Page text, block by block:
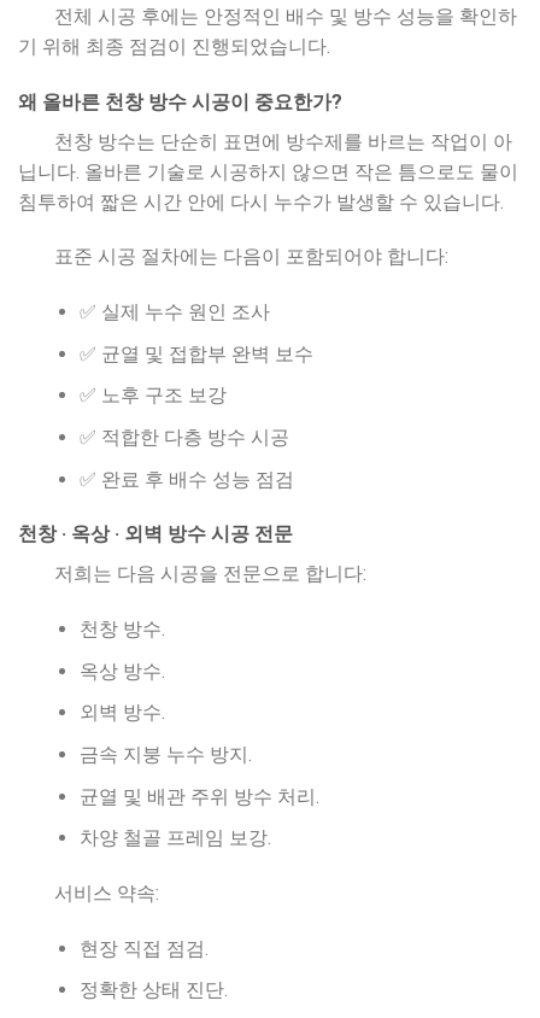
전체 시공 후에는 안정적인 배수 및 방수 성능을 확인하
기 위해 최종 점검이 진행되었습니다.
왜 올바른 천창 방수 시공이 중요한가?
천창 방수는 단순히 표면에 방수제를 바르는 작업이 아
닙니다. 올바른 기술로 시공하지 않으면 작은 틈으로도 물이
침투하여 짧은 시간 안에 다시 누수가 발생할 수 있습니다.
표준 시공 절차에는 다음이 포함되어야 합니다:
✅ 실제 누수 원인 조사
✅ 균열 및 접합부 완벽 보수
✅ 노후 구조 보강
✅ 적합한 다층 방수 시공
✅ 완료 후 배수 성능 점검
천창 · 옥상 · 외벽 방수 시공 전문
저희는 다음 시공을 전문으로 합니다:
천창 방수.
옥상 방수.
외벽 방수.
금속 지붕 누수 방지.
균열 및 배관 주위 방수 처리.
차양 철골 프레임 보강.
서비스 약속:
현장 직접 점검.
정확한 상태 진단.